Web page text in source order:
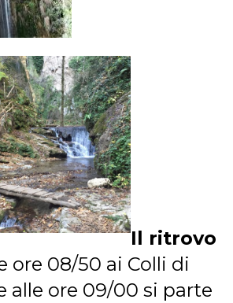
Il ritrovo
ore 08/50 ai Colli di
alle ore 09/00 si parte